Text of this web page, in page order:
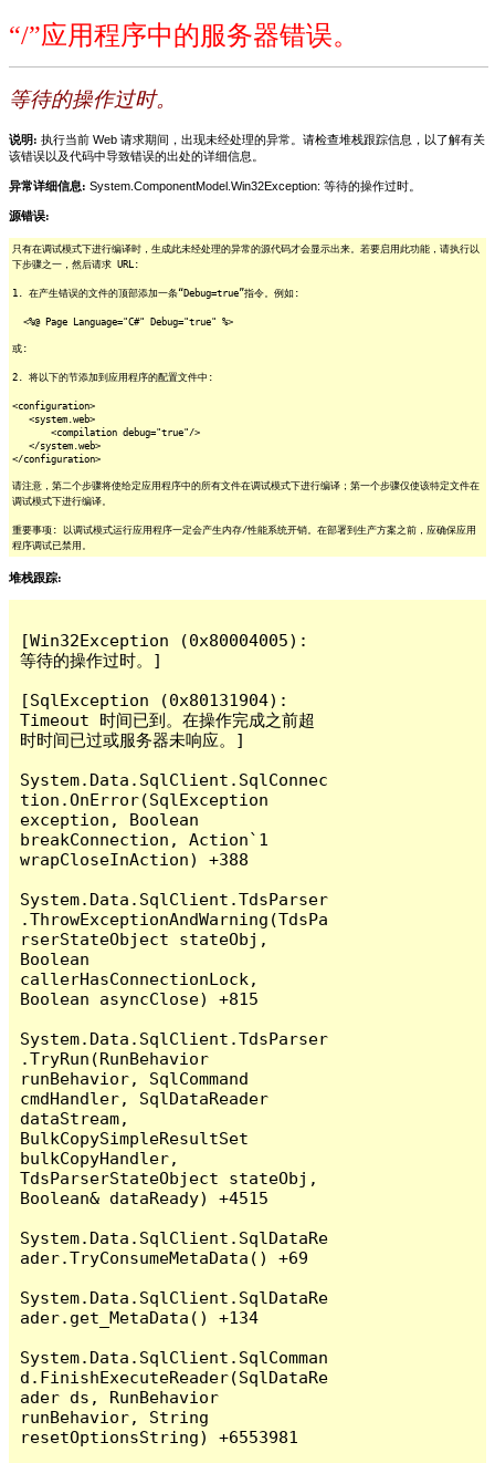
“/”应用程序中的服务器错误。
等待的操作过时。
说明: 执行当前 Web 请求期间，出现未经处理的异常。请检查堆栈跟踪信息，以了解有关
该错误以及代码中导致错误的出处的详细信息。
异常详细信息: System.ComponentModel.Win32Exception: 等待的操作过时。
源错误:
只有在调试模式下进行编译时，生成此未经处理的异常的源代码才会显示出来。若要启用此功能，请执行以
下步骤之一，然后请求 URL:
1. 在产生错误的文件的顶部添加一条“Debug=true”指令。例如:
<%@ Page Language="C#" Debug="true" %>
或:
2. 将以下的节添加到应用程序的配置文件中:
<configuration>
<system.web>
<compilation debug="true"/>
</system.web>
</configuration>
请注意，第二个步骤将使给定应用程序中的所有文件在调试模式下进行编译；第一个步骤仅使该特定文件在
调试模式下进行编译。
重要事项: 以调试模式运行应用程序一定会产生内存/性能系统开销。在部署到生产方案之前，应确保应用
程序调试已禁用。
堆栈跟踪:
[Win32Exception (0x80004005):
等待的操作过时。]
[SqlException (0x80131904):
Timeout 时间已到。在操作完成之前超
时时间已过或服务器未响应。]
System.Data.SqlClient.SqlConnec
tion.OnError(SqlException
exception, Boolean
breakConnection, Action`1
wrapCloseInAction) +388
System.Data.SqlClient.TdsParser
.ThrowExceptionAndWarning(TdsPa
rserStateObject stateObj,
Boolean
callerHasConnectionLock,
Boolean asyncClose) +815
System.Data.SqlClient.TdsParser
.TryRun(RunBehavior
runBehavior, SqlCommand
cmdHandler, SqlDataReader
dataStream,
BulkCopySimpleResultSet
bulkCopyHandler,
TdsParserStateObject stateObj,
Boolean& dataReady) +4515
System.Data.SqlClient.SqlDataRe
ader.TryConsumeMetaData() +69
System.Data.SqlClient.SqlDataRe
ader.get_MetaData() +134
System.Data.SqlClient.SqlComman
d.FinishExecuteReader(SqlDataRe
ader ds, RunBehavior
runBehavior, String
resetOptionsString) +6553981